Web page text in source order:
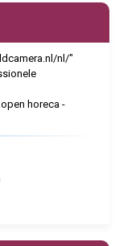
nl/"
horeca -